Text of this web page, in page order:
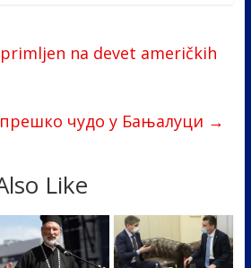
ena devet američkih
чудо у Бањалуци →
Like